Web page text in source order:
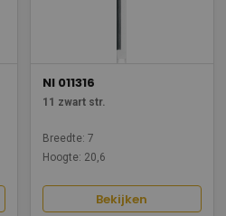
NI 011316
11 zwart str.
Breedte: 7
Hoogte: 20,6
Bekijken